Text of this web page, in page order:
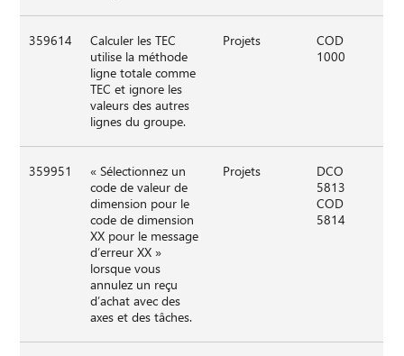
359614
Calculer les TEC
utilise la méthode
ligne totale comme
TEC et ignore les
valeurs des autres
lignes du groupe.
Projets
COD
1000
359951
« Sélectionnez un
code de valeur de
dimension pour le
code de dimension
XX pour le message
d’erreur XX »
lorsque vous
annulez un reçu
d’achat avec des
axes et des tâches.
Projets
DCO
5813
COD
5814